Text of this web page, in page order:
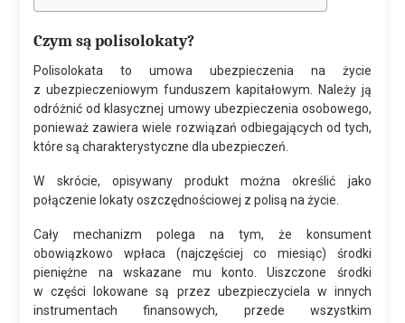
Czym są polisolokaty?
Polisolokata to umowa ubezpieczenia na życie
z ubezpieczeniowym funduszem kapitałowym. Należy ją
odróżnić od klasycznej umowy ubezpieczenia osobowego,
ponieważ zawiera wiele rozwiązań odbiegających od tych,
które są charakterystyczne dla ubezpieczeń.
W skrócie, opisywany produkt można określić jako
połączenie lokaty oszczędnościowej z polisą na życie.
Cały mechanizm polega na tym, że konsument
obowiązkowo wpłaca (najczęściej co miesiąc) środki
pieniężne na wskazane mu konto. Uiszczone środki
w części lokowane są przez ubezpieczyciela w innych
instrumentach finansowych, przede wszystkim